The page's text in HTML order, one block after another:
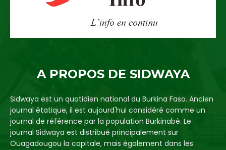
A PROPOS DE SIDWAYA
Sidwaya est un quotidien national du Burkina Faso. Ancien
journal étatique, il est aujourd'hui considéré comme un
journal de référence par la population Burkinabè. Le
journal Sidwaya est distribué principalement sur
Ouagadougou la capitale, mais également dans les